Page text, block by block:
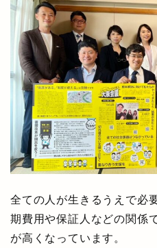
全ての人が生きるうえで必
期費用や保証人などの関係
が高くなっています。